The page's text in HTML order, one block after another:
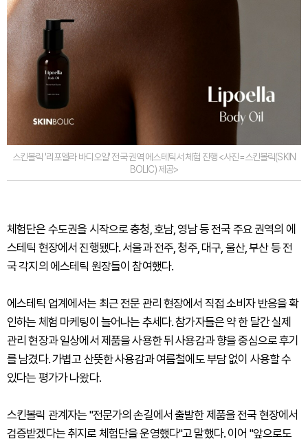
스킨볼릭 '리포엘라 바디오일' 전국 권역 에스테틱서 체험 진행 <사진=스킨볼릭(SKIN
BOLIC) 제공>
체험단은 수도권을 시작으로 충청, 호남, 영남 등 전국 주요 권역의 에
스테틱 현장에서 진행됐다. 서울과 전주, 청주, 대구, 울산, 부산 등 전
국 각지의 에스테틱 원장들이 참여했다.
에스테틱 업계에서는 최근 전문 관리 현장에서 직접 소비자 반응을 확
인하는 체험 마케팅이 늘어나는 추세다. 참가자들은 약 한 달간 실제
관리 현장과 일상에서 제품을 사용한 뒤 사용감과 향을 중심으로 후기
를 남겼다. 가볍고 산뜻한 사용감과 여름철에도 부담 없이 사용할 수
있다는 평가가 나왔다.
스킨볼릭 관계자는 "전문가의 손길에서 출발한 제품을 전국 현장에서
검증받겠다는 취지로 체험단을 운영했다"고 말했다. 이어 "앞으로도